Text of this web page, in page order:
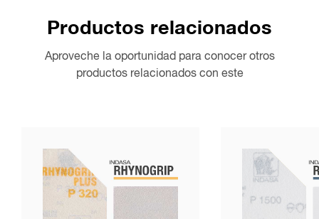
Documentos
Productos relacionados
Aproveche la oportunidad para conocer otros
productos relacionados con este